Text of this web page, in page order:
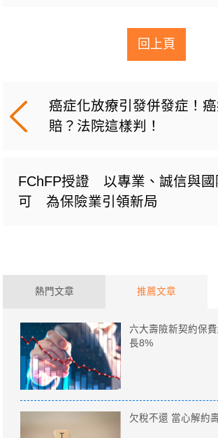
回上頁
癌症化放療引發併發症！
賠？法院這樣判！
FChFP授證 以專業、誠信與國
可 為保險業引領新局
熱門文章 推薦文章
六大壽險新契約保
長8%
欠稅不還 當心解約